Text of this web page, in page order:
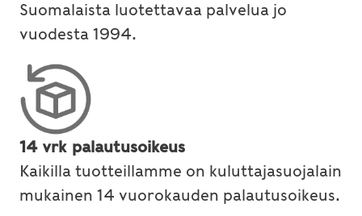
Suomalaista luotettavaa palvelua jo
vuodesta 1994.
14 vrk palautusoikeus
Kaikilla tuotteillamme on kuluttajasuojalain
mukainen 14 vuorokauden palautusoikeus.